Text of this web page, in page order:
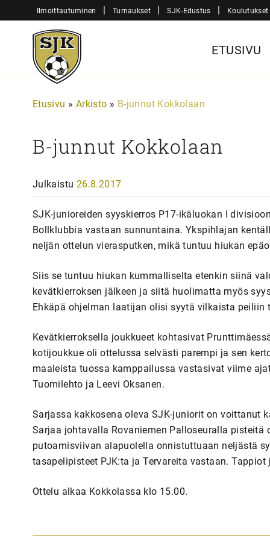
sisältöön
Ilmoittautuminen | Turnaukset | SJK-Edustus | Koulutukset
Sjk-
Juniorit
ETUSIVU
Etusivu » Arkisto » B-junnut Kokkolaan
B-junnut Kokkolaan
Julkaistu 26.8.2017
SJK-junioreiden syyskierros P17-ikäluokan I
Bollklubbia vastaan sunnuntaina. Ykspihlajan
neljän ottelun vierasputken, mikä tuntuu hiukan
Siis se tuntuu hiukan kummalliselta etenkin siinä
kevätkierroksen jälkeen ja siitä huolimatta myös
Ehkäpä ohjelman laatijan olisi syytä vilkaista
Kevätkierroksella joukkueet kohtasivat
kotijoukkue oli ottelussa selvästi parempi ja sen
maaleista tuossa kamppailussa vastasivat viime
Tuomilehto ja Leevi Oksanen.
Sarjassa kakkosena oleva SJK-juniorit on voittanut
Sarjaa johtavalla Rovaniemen Palloseuralla pisteitä
putoamisviivan alapuolella onnistuttuaan neljästä
tasapelipisteet PJK:ta ja Tervareita vastaan.
Ottelu alkaa Kokkolassa klo 15.00.